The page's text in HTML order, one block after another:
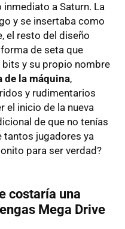
a Saturn. La
y se insertaba como
el resto del diseño
de seta que
y su propio nombre
de la máquina,
y rudimentarios
el inicio de la nueva
de que no tenías
tantos jugadores ya
para ser verdad?
costaría una
Mega Drive